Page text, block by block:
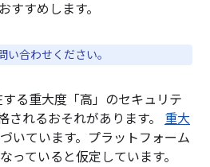
すめします。
合わせください。
る重大度「高」のセキュリテ
れるおそれがあります。 重大
いています。プラットフォーム
ていると仮定しています。